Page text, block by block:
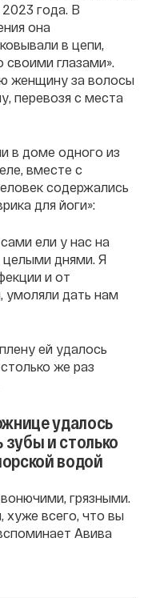
года. В
она
в цепи,
своими глазами».
женщину за волосы
перевозя с места
в доме одного из
вместе с
содержались
для йоги»:
ели у нас на
целыми днями. Я
и от
умоляли дать нам
ей удалось
же раз
удалось
зубы и столько
водой
грязными.
хуже всего, что вы
Авива